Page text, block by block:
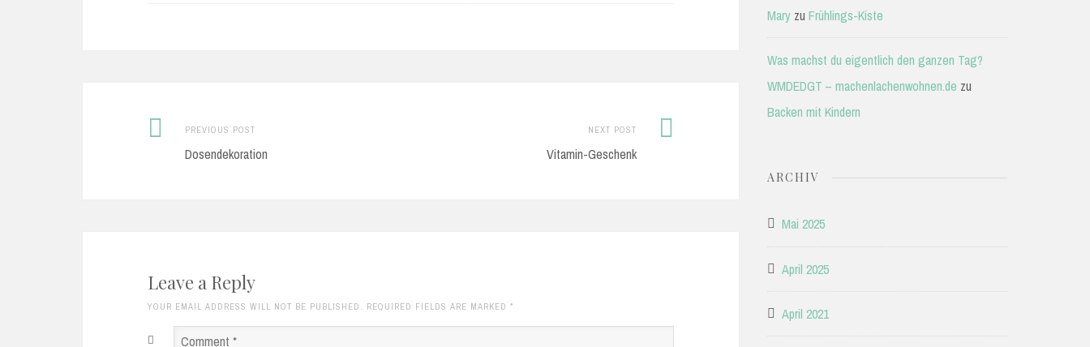
PostPREVIOUS POSTPrevious
post:
Dosendekoration
NEXT POST
Vitamin-Geschenk
Leave a Reply
YOUR EMAIL ADDRESS WILL NOT BE PUBLISHED. REQUIRED FIELDS ARE MARKED *
Comment
Maryzu Frühlings-Kiste
Was machst du eigentlich den ganzen Tag?
WMDEDGT – machenlachenwohnen.de zu
Backen mit Kindern
ARCHIV
Mai 2025
April 2025
April 2021